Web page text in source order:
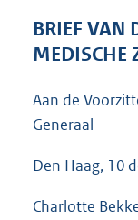
BRIEF VAN
MEDISCHE
Aan de
Generaal
Den Haag, 10
Charlotte